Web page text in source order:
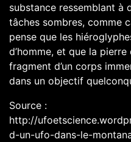
substance ressemblant à
tâches sombres, comme
pense que les
d’homme, et que la
fragment d’un corps
dans un objectif
Source :
http://
d-un-ufo-dans-le-